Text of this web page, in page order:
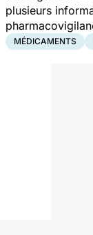
plusieurs
MÉDICAMENTS